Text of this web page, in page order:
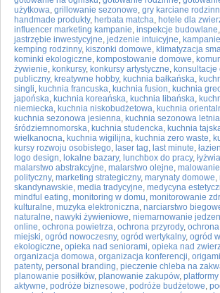
użytkowa, grillowanie sezonowe, gry karciane
handmade produkty, herbata matcha, hotele dla
influencer marketing kampanie, inspekcje budowlane,
jastrzębie inwestycyjne, jedzenie intuicyjne,
kemping rodzinny, kiszonki domowe, klimatyzacja
kominki ekologiczne, kompostowanie domowe,
żywienie, konkursy, konkursy artystyczne, konsultacje
publiczny, kreatywne hobby, kuchnia bałkańska,
singli, kuchnia francuska, kuchnia fusion, kuchnia
japońska, kuchnia koreańska, kuchnia libańska,
niemiecka, kuchnia niskobudżetowa, kuchnia
kuchnia sezonowa jesienna, kuchnia sezonowa letnia
śródziemnomorska, kuchnia studencka, kuchnia
wielkanocna, kuchnia wigilijna, kuchnia zero waste,
kursy rozwoju osobistego, laser tag, last minute,
logo design, lokalne bazary, lunchbox do pracy,
malarstwo abstrakcyjne, malarstwo olejne,
polityczny, marketing strategiczny, marynaty domowe,
skandynawskie, media tradycyjne, medycyna
mindful eating, monitoring w domu, monitorowanie
kulturalne, muzyka elektroniczna, narciarstwo
naturalne, nawyki żywieniowe, niemarnowanie
online, ochrona powietrza, ochrona przyrody,
miejski, ogród nowoczesny, ogród wertykalny, ogród
ekologiczne, opieka nad seniorami, opieka nad
organizacja domowa, organizacja konferencji, origami
patenty, personal branding, pieczenie chleba na
planowanie posiłków, planowanie zakupów,
aktywne, podróże biznesowe, podróże budżetowe,